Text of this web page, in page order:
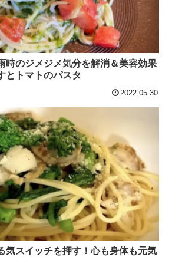
時のジメジメ気分を解消＆美容効果
とトマトのパスタ
2022.05.30
気スイッチを押す！心も身体も元気